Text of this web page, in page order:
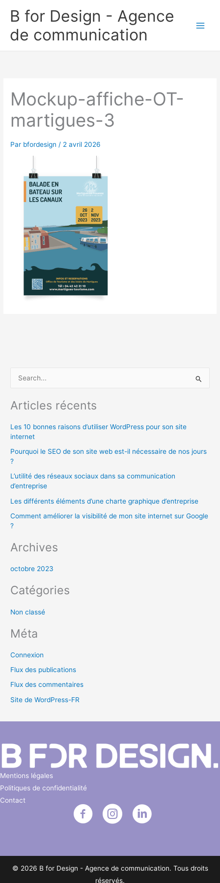
contenu
B for Design - Agence
de communication
Mockup-affiche-OT-
martigues-3
Par bfordesign / 2 avril 2026
c
e
r
c
e
:
Articles récents
Les 10 bonnes raisons d’utiliser WordPress pour son site
internet
Pourquoi le SEO de son site web est-il nécessaire de nos jours
?
L’utilité des réseaux sociaux dans sa communication
d’entreprise
Les différents éléments d’une charte graphique d’entreprise
Comment améliorer la visibilité de mon site internet sur Google
?
Archives
octobre 2023
Catégories
Non classé
Méta
Connexion
Flux des publications
Flux des commentaires
Site de WordPress-FR
Mentions légales
Politiques de confidentialité
Contact
© 2026 B for Design - Agence de communication. Tous droits
réservés.